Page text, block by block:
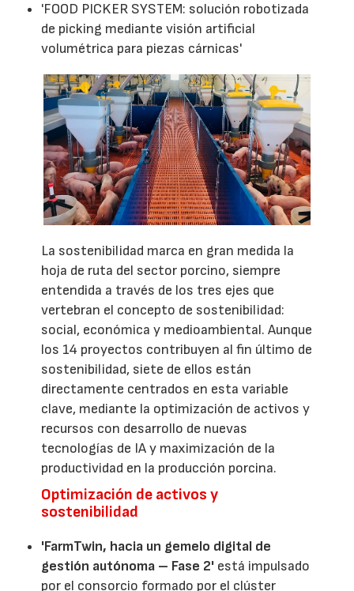
'FOOD PICKER SYSTEM: solución robotizada
de picking mediante visión artificial
volumétrica para piezas cárnicas'
La sostenibilidad marca en gran medida la
hoja de ruta del sector porcino, siempre
entendida a través de los tres ejes que
vertebran el concepto de sostenibilidad:
social, económica y medioambiental. Aunque
los 14 proyectos contribuyen al fin último de
sostenibilidad, siete de ellos están
directamente centrados en esta variable
clave, mediante la optimización de activos y
recursos con desarrollo de nuevas
tecnologías de IA y maximización de la
productividad en la producción porcina.
Optimización de activos y
sostenibilidad
'FarmTwin, hacia un gemelo digital de
gestión autónoma – Fase 2' está impulsado
por el consorcio formado por el clúster